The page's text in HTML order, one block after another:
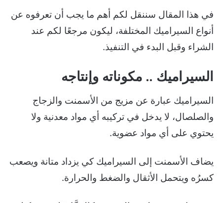
في هذا المقال سننقل لكم أهم ما يجب أن تعرفوه عن
أنواع السيراميك المختلفة، ليكون مرجعًا لكم عند
الشراء وقبل البدء في التنفيذ.
السيراميك .. مكوناته وإنتاجه
السيراميك عبارة عن مزيج من الأسمنت والزجاج
والصلصال، لا يدخل في تركيبه أي مواد معدنية ولا
يحتوي على أي مواد عضوية.
يضاف الأسمنت إلى السيراميك كي يزداد متانة ويصعب
كسرُه ويتحمل الأثقال والضغط والحرارة.